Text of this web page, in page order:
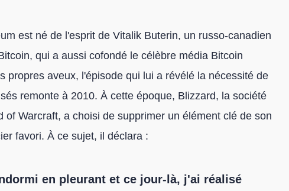
est né de l'esprit de Vitalik Buterin, un russo-canadien
qui a aussi cofondé le célèbre média Bitcoin
propres aveux, l'épisode qui lui a révélé la nécessité de
remonte à 2010. À cette époque, Blizzard, la société
of Warcraft, a choisi de supprimer un élément clé de son
favori. À ce sujet, il déclara :
en pleurant et ce jour-là, j'ai réalisé